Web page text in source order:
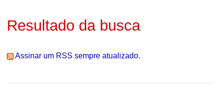
Resultado da busca
Assinar um RSS sempre atualizado.